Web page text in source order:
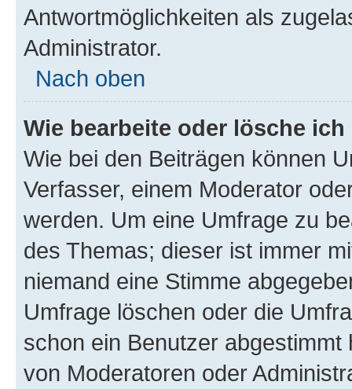
Antwortmöglichkeiten als
Administrator.
Nach oben
Wie bearbeite oder lösche
Wie bei den Beiträgen können
Verfasser, einem Moderator
werden. Um eine Umfrage zu
des Themas; dieser ist immer
niemand eine Stimme
Umfrage löschen oder die
schon ein Benutzer
von Moderatoren oder